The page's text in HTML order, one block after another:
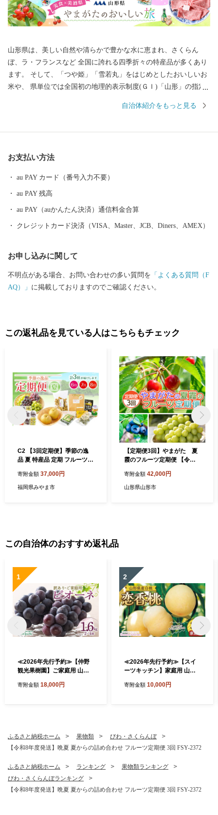
山形県は、美しい自然や清らかで豊かな水に恵まれ、さくらん
ぼ、ラ・フランスなど 全国に誇れる四季折々の特産品が多くあり
ます。 そして、「つや姫」「雪若丸」をはじめとしたおいしいお
米や、 県単位では全国初の地理的表示制度(ＧＩ)「山形」の指定
しい逸品も自慢です。 また、最上川舟運によって伝えられた上方
も目白押しです。 そんな山形県への旅を一層豊かなものにするの
海沿いの温泉など、様々なタイプの温泉を楽しむことができま
す。 ふるさと納税を機に山形へお越しいただき、旬の味覚、歴史
や文化、自然をお楽しみください。
自治体紹介をもっと見る
お支払い方法
au PAY カード（番号入力不要）
au PAY 残高
au PAY（auかんたん決済）通信料金合算
クレジットカード決済（VISA、Master、JCB、Diners、AMEX）
お申し込みに関して
不明点がある場合、お問い合わせの多い質問を 「よくある質問（F
AQ）」 に掲載しておりますのでご確認ください。
この返礼品を見ている人はこちらもチェック
C2 【3回定期便】季節の逸
品 夏 特産品 定期 フルーツ
ラウェア 梨
寄附金額 37,000円
福岡県みやま市
【定期便3回】やまがた 夏
霞のフルーツ定期便 【令和8
寄附金額 42,000円
山形県山形市
この自治体のおすすめ返礼品
1
≪2026年先行予約≫【仲野
観光果樹園】ご家庭用 山形
種無し ぶどう 2026年8月下
寄附金額 18,000円
2
≪2026年先行予約≫【スイ
ーツキッチン】家庭用 山形
う) 約3kg(15～20玉前後) 硬
寄附金額 10,000円
ふるさと納税ホーム 果物類
びわ・さくらんぼ
【令和8年度発送】晩夏 夏からの詰め合わせ フルーツ定期便 3回 FSY-2372
ふるさと納税ホーム ランキング
果物類ランキング
びわ・さくらんぼランキング
【令和8年度発送】晩夏 夏からの詰め合わせ フルーツ定期便 3回 FSY-2372